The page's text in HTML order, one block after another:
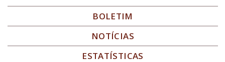
BOLETIM
NOTÍCIAS
ESTATÍSTICAS